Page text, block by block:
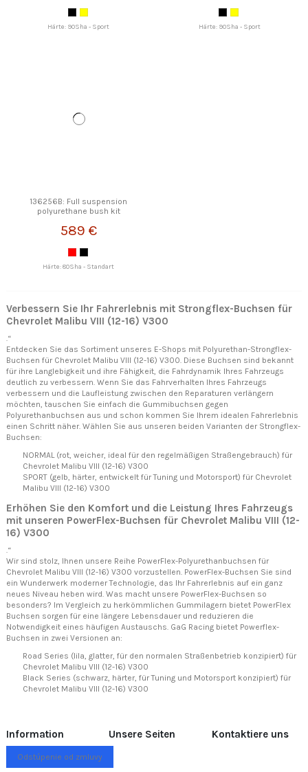
Härte: 90Sha - Sport Härte: 90Sha - Sport
136256B: Full suspension
polyurethane bush kit
589 €
Härte: 80Sha - Standart
Verbessern Sie Ihr Fahrerlebnis mit Strongflex-Buchsen für
Chevrolet Malibu VIII (12-16) V300
.“
Entdecken Sie das Sortiment unseres E-Shops mit Polyurethan-Strongflex-
Buchsen für Chevrolet Malibu VIII (12-16) V300. Diese Buchsen sind bekannt
für ihre Langlebigkeit und ihre Fähigkeit, die Fahrdynamik Ihres Fahrzeugs
deutlich zu verbessern. Wenn Sie das Fahrverhalten Ihres Fahrzeugs
verbessern und die Laufleistung zwischen den Reparaturen verlängern
möchten, tauschen Sie einfach die Gummibuchsen gegen
Polyurethanbuchsen aus und schon kommen Sie Ihrem idealen Fahrerlebnis
einen Schritt näher. Wählen Sie aus unseren beiden Varianten der Strongflex-
Buchsen:
NORMAL (rot, weicher, ideal für den regelmäßigen Straßengebrauch) für
Chevrolet Malibu VIII (12-16) V300
SPORT (gelb, härter, entwickelt für Tuning und Motorsport) für Chevrolet
Malibu VIII (12-16) V300
Erhöhen Sie den Komfort und die Leistung Ihres Fahrzeugs
mit unseren PowerFlex-Buchsen für Chevrolet Malibu VIII (12-
16) V300
.“
Wir sind stolz, Ihnen unsere Reihe PowerFlex-Polyurethanbuchsen für
Chevrolet Malibu VIII (12-16) V300 vorzustellen. PowerFlex-Buchsen Sie sind
ein Wunderwerk moderner Technologie, das Ihr Fahrerlebnis auf ein ganz
neues Niveau heben wird. Was macht unsere PowerFlex-Buchsen so
besonders? Im Vergleich zu herkömmlichen Gummilagern bietet PowerFlex
Buchsen sorgen für eine längere Lebensdauer und reduzieren die
Notwendigkeit eines häufigen Austauschs. GaG Racing bietet Powerflex-
Buchsen in zwei Versionen an:
Road Series (lila, glatter, für den normalen Straßenbetrieb konzipiert) für
Chevrolet Malibu VIII (12-16) V300
Black Series (schwarz, härter, für Tuning und Motorsport konzipiert) für
Chevrolet Malibu VIII (12-16) V300
Information Unsere Seiten Kontaktiere uns
Odstúpenie od zmluvy